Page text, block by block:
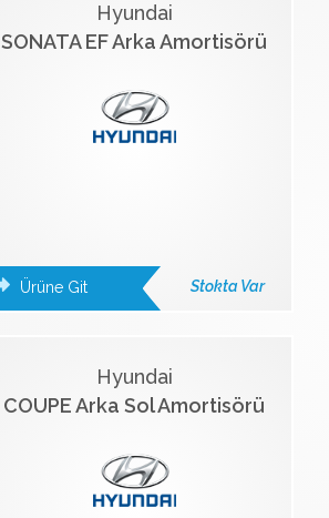
Hyundai
SONATA EF Arka Amortisörü
Ürüne Git Stokta Var
Hyundai
COUPE Arka Sol Amortisörü